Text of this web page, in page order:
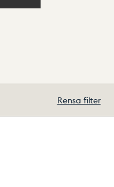
Rensa filter